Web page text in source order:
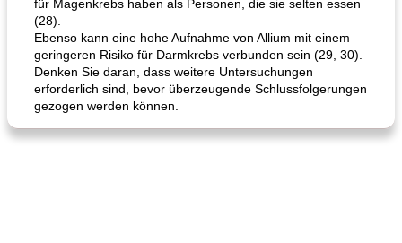
für Magenkrebs haben als Personen, die sie selten essen
(28).
Ebenso kann eine hohe Aufnahme von Allium mit einem
geringeren Risiko für Darmkrebs verbunden sein (29, 30).
Denken Sie daran, dass weitere Untersuchungen
erforderlich sind, bevor überzeugende Schlussfolgerungen
gezogen werden können.